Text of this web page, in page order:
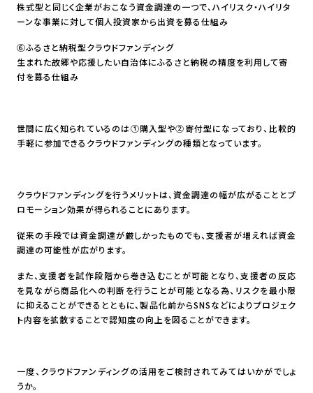
株式型と同じく企業がおこなう資金調達の一つで、ハイリスク・ハイリタ
ーンな事業に対して個人投資家から出資を募る仕組み
⑥ふるさと納税型クラウドファンディング
生まれた故郷や応援したい自治体にふるさと納税の精度を利用して寄
付を募る仕組み
世間に広く知られているのは①購入型や②寄付型になっており、比較的
手軽に参加できるクラウドファンディングの種類となっています。
クラウドファンディングを行うメリットは、資金調達の幅が広がることとプ
ロモーション効果が得られることにあります。
従来の手段では資金調達が厳しかったものでも、支援者が増えれば資金
調達の可能性が広がります。
また、支援者を試作段階から巻き込むことが可能となり、支援者の反応
を見ながら商品化への判断を行うことが可能となる為、リスクを最小限
に抑えることができるとともに、製品化前からSNSなどによりプロジェク
ト内容を拡散することで認知度の向上を図ることができます。
一度、クラウドファンディングの活用をご検討されてみてはいかがでしょ
うか。